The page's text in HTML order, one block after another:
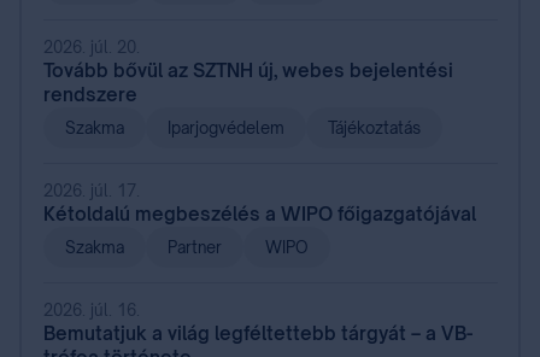
2026. júl. 20.
Tovább bővül az SZTNH új, webes bejelentési
rendszere
Szakma Iparjogvédelem Tájékoztatás
2026. júl. 17.
Kétoldalú megbeszélés a WIPO főigazgatójával
Szakma Partner WIPO
2026. júl. 16.
Bemutatjuk a világ legféltettebb tárgyát – a VB-